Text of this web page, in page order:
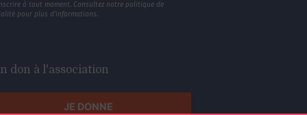
à tout moment. Consultez notre politique de
pour plus d’informations.
don à l'association
JE DONNE